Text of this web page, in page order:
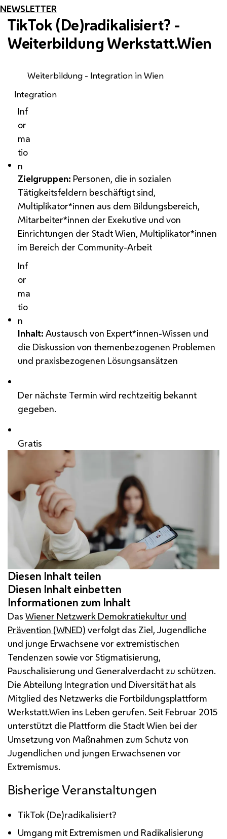
NEWSLETTER
TikTok (De)radikalisiert? -
Weiterbildung Werkstatt.Wien
Weiterbildung - Integration in Wien
Integration
Inf
or
ma
tio
n
Zielgruppen: Personen, die in sozialen
Tätigkeitsfeldern beschäftigt sind,
Multiplikator*innen aus dem Bildungsbereich,
Mitarbeiter*innen der Exekutive und von
Einrichtungen der Stadt Wien, Multiplikator*innen
im Bereich der Community-Arbeit
Inf
or
ma
tio
n
Inhalt: Austausch von Expert*innen-Wissen und
die Diskussion von themenbezogenen Problemen
und praxisbezogenen Lösungsansätzen
Der nächste Termin wird rechtzeitig bekannt
gegeben.
Gratis
Das Wiener Netzwerk Demokratiekultur und
Prävention (WNED) verfolgt das Ziel, Jugendliche
und junge Erwachsene vor extremistischen
Tendenzen sowie vor Stigmatisierung,
Pauschalisierung und Generalverdacht zu schützen.
Die Abteilung Integration und Diversität hat als
Mitglied des Netzwerks die Fortbildungsplattform
Werkstatt.Wien ins Leben gerufen. Seit Februar 2015
unterstützt die Plattform die Stadt Wien bei der
Umsetzung von Maßnahmen zum Schutz von
Jugendlichen und jungen Erwachsenen vor
Extremismus.
Bisherige Veranstaltungen
TikTok (De)radikalisiert?
Umgang mit Extremismen und Radikalisierung